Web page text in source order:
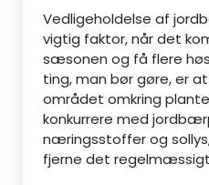
Vedligeholdelse af
vigtig faktor, når det
sæsonen og få flere
ting, man bør gøre, er
området omkring
konkurrere med
næringsstoffer og
fjerne det